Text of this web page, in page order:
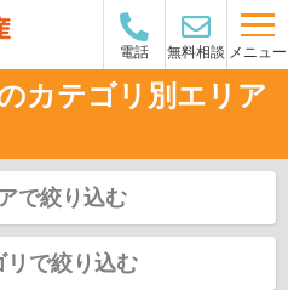
電話 無料相談 メニュー
カテゴリ別エリア
で絞り込む
リで絞り込む